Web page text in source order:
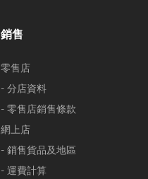
銷售
零售店
- 分店資料
- 零售店銷售條款
網上店
- 銷售貨品及地區
- 運費計算